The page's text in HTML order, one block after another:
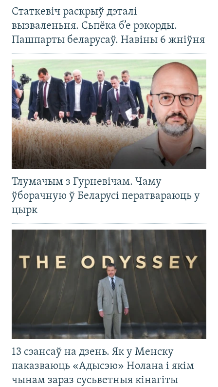
Статкевіч раскрыў дэталі
вызваленьня. Сьпёка б’е рэкорды.
Пашпарты беларусаў. Навіны 6 жніўня
Тлумачым з Гурневічам. Чаму
ўборачную ў Беларусі ператвараюць у
цырк
13 сэансаў на дзень. Як у Менску
паказваюць «Адысэю» Нолана і якім
чынам зараз сусьветныя кінагіты